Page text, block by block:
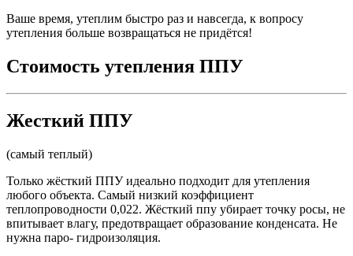
Ваше время, утеплим быстро раз и навсегда, к вопросу
утепления больше возвращаться не придётся!
Стоимость утепления ППУ
Жесткий ППУ
(самый теплый)
Только жёсткий ППУ идеально подходит для утепления
любого объекта. Самый низкий коэффициент
теплопроводности 0,022. Жёсткий ппу убирает точку росы, не
впитывает влагу, предотвращает образование конденсата. Не
нужна паро- гидроизоляция.